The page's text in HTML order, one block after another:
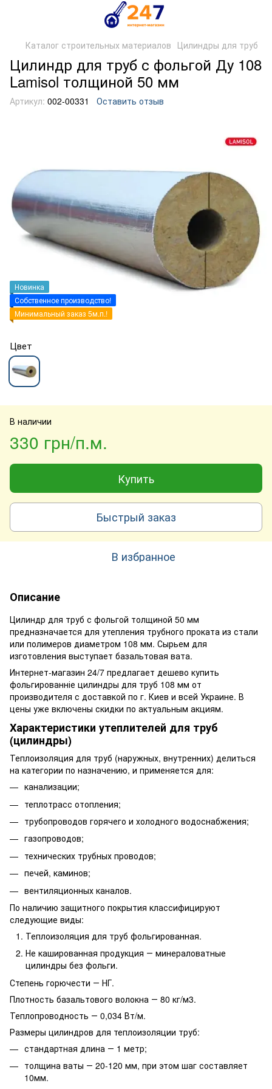
Каталог строительных материалов Цилиндры для труб
Цилиндр для труб с фольгой Ду 108
Lamisol толщиной 50 мм
Артикул: 002-00331 Оставить отзыв
Новинка
Собственное производство!
Минимальный заказ 5м.п.!
Цвет
В наличии
330 грн/п.м.
Купить
Быстрый заказ
В избранное
Описание
Цилиндр для труб с фольгой толщиной 50 мм
предназначается для утепления трубного проката из стали
или полимеров диаметром 108 мм. Сырьем для
изготовления выступает базальтовая вата.
Интернет-магазин 24/7 предлагает дешево купить
фольгированніе цилиндры для труб 108 мм от
производителя с доставкой по г. Киев и всей Украине. В
цены уже включены скидки по актуальным акциям.
Характеристики утеплителей для труб
(цилиндры)
Теплоизоляция для труб (наружных, внутренних) делиться
на категории по назначению, и применяется для:
канализации;
теплотрасс отопления;
трубопроводов горячего и холодного водоснабжения;
газопроводов;
технических трубных проводов;
печей, каминов;
вентиляционных каналов.
По наличию защитного покрытия классифицируют
следующие виды:
Теплоизоляция для труб фольгированная.
Не кашированная продукция ― минераловатные
цилиндры без фольги.
Степень горючести ― НГ.
Плотность базальтового волокна ― 80 кг/м3.
Теплопроводность ― 0,034 Вт/м.
Размеры цилиндров для теплоизоляции труб:
стандартная длина ― 1 метр;
толщина ваты ― 20-120 мм, при этом шаг составляет
10мм.